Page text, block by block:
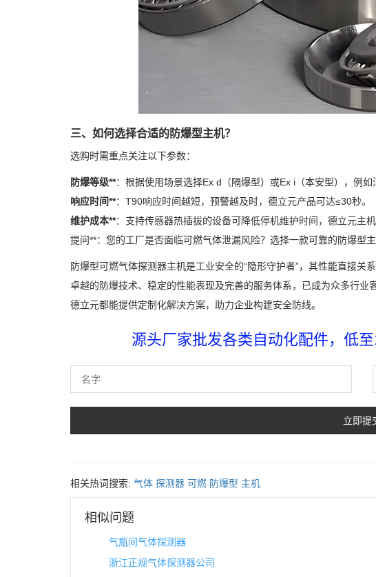
三、如何选择合适的防爆型主机？
选购时需重点关注以下参数：
防爆等级**：根据使用场景选择Ex d（隔爆型）或Ex i（本安型），例如
响应时间**：T90响应时间越短，预警越及时，德立元产品可达≤30秒。
维护成本**：支持传感器热插拔的设备可降低停机维护时间，德立元主机
提问**：您的工厂是否面临可燃气体泄漏风险？选择一款可靠的防爆型主
防爆型可燃气体探测器主机是工业安全的“隐形守护者”，其性能直接
卓越的防爆技术、稳定的性能表现及完善的服务体系，已成为众多行业
德立元都能提供定制化解决方案，助力企业构建安全防线。
源头厂家批发各类自动化配件，低
相关热词搜索: 气体 探测器 可燃 防爆型 主机
相似问题
气瓶间气体探测器
浙江正规气体探测器公司